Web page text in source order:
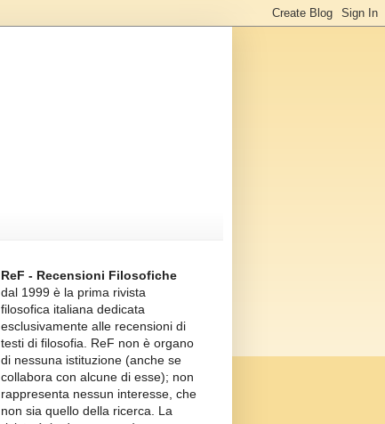
ReF - Recensioni Filosofiche
dal 1999 è la prima rivista
filosofica italiana dedicata
esclusivamente alle recensioni di
testi di filosofia. ReF non è organo
di nessuna istituzione (anche se
collabora con alcune di esse); non
rappresenta nessun interesse, che
non sia quello della ricerca. La